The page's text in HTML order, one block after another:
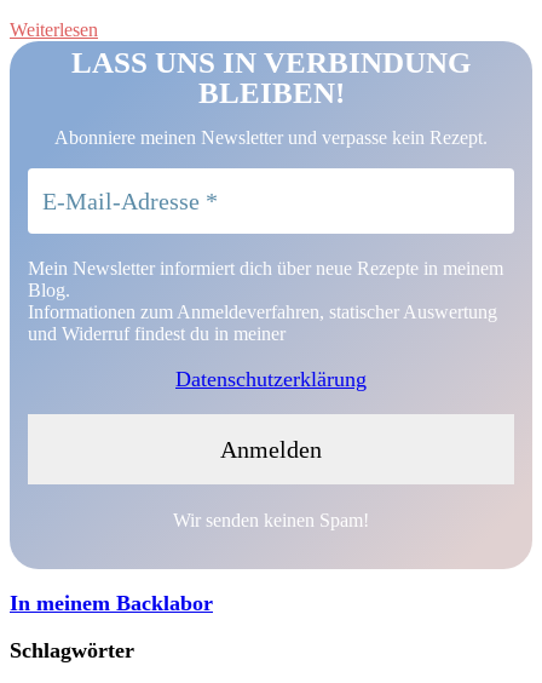
Weiterlesen
LASS UNS IN VERBINDUNG
BLEIBEN!
Abonniere meinen Newsletter und verpasse kein Rezept.
Mein Newsletter informiert dich über neue Rezepte in meinem
Blog.
Informationen zum Anmeldeverfahren, statischer Auswertung
und Widerruf findest du in meiner
Datenschutzerklärung
Wir senden keinen Spam!
In meinem Backlabor
Schlagwörter